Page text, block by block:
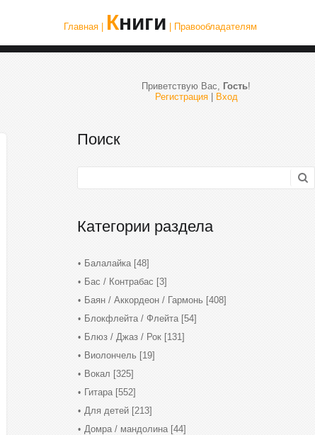
Главная | Книги | Правообладателям
Приветствую Вас, Гость!
Регистрация| Вход
Поиск
Категории раздела
Балалайка [48]
Бас / Контрабас [3]
Баян / Аккордеон / Гармонь [408]
Блокфлейта / Флейта [54]
Блюз / Джаз / Рок [131]
Виолончель [19]
Вокал [325]
Гитара [552]
Для детей [213]
Домра / мандолина [44]